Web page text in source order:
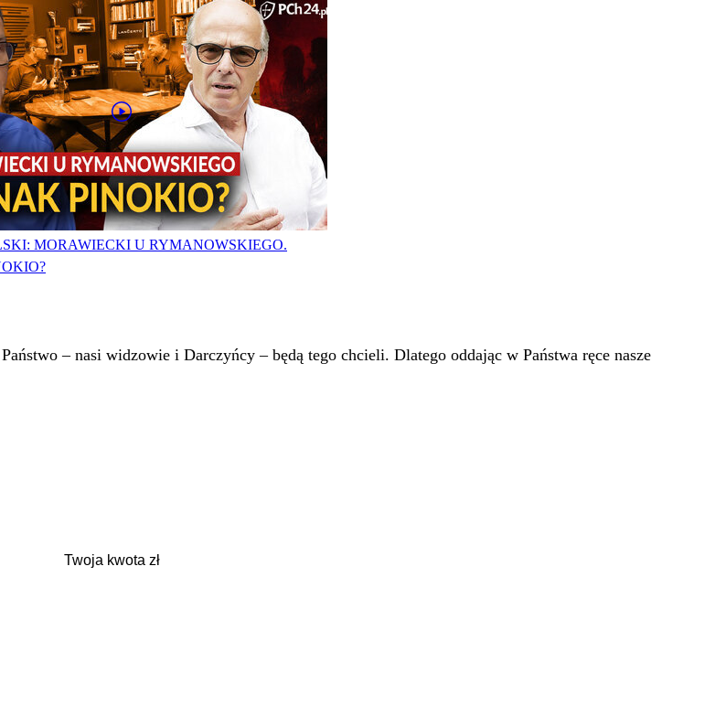
MORAWIECKI U RYMANOWSKIEGO.
– nasi widzowie i Darczyńcy – będą tego chcieli. Dlatego oddając w Państwa ręce nasze